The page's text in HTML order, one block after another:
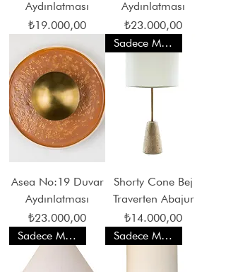
Aydınlatması
Fiyat
₺19.000,00
Aydınlatması
Fiyat
₺23.000,00
Asea No:19 Duvar
Aydınlatması
Fiyat
₺23.000,00
Sadece Mağaza Satışı
Shorty Cone Bej
Traverten Abajur
Fiyat
₺14.000,00
Sadece Mağaza Satışı
Sadece Mağaza Satışı